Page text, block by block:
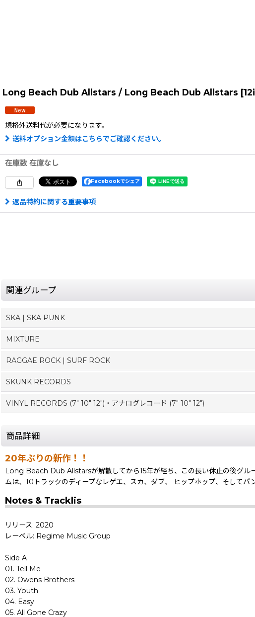
Long Beach Dub Allstars / Long Beach Dub Allstars
規格外送料代が必要になります。
送料オプション金額はこちらでご確認ください。
在庫数 在庫なし
Facebookでシェア
返品特約に関する重要事項
関連グループ
SKA | SKA PUNK
MIXTURE
RAGGAE ROCK | SURF ROCK
SKUNK RECORDS
VINYL RECORDS (7" 10" 12")・アナログレコード (7" 10" 12")
商品詳細
20年ぶりの新作！！
Long Beach Dub Allstarsが解散してから15年が経ち、この長い休止の後グル
ムは、10トラックのディープなレゲエ、スカ、ダブ、 ヒップホップ、そしてパ
Notes & Tracklis
リリース: 2020
レーベル: Regime Music Group
Side A
01. Tell Me
02. Owens Brothers
03. Youth
04. Easy
05. All Gone Crazy